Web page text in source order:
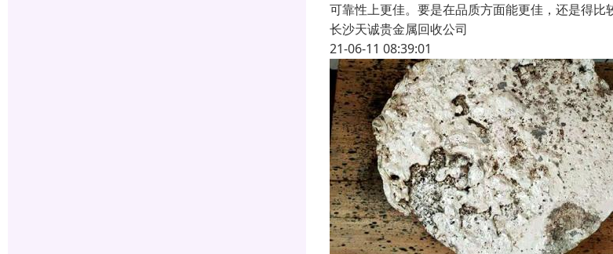
可靠性上更佳。要是在品质方面能更佳，还是得
长沙天诚贵金属回收公司
21-06-11 08:39:01